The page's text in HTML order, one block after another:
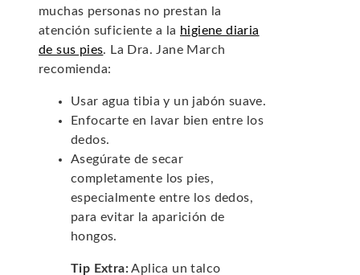
muchas personas no prestan la
atención suficiente a la higiene diaria
de sus pies. La Dra. Jane March
recomienda:
Usar agua tibia y un jabón suave.
Enfocarte en lavar bien entre los
dedos.
Asegúrate de secar
completamente los pies,
especialmente entre los dedos,
para evitar la aparición de
hongos.
Tip Extra:Aplica un talco